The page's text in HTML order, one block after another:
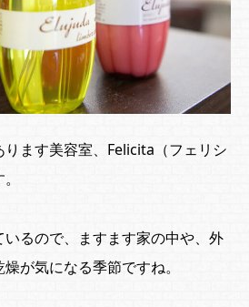
ます美容室、Felicita（フェリシ
るので、ますます家の中や、外
が気になる季節ですね。